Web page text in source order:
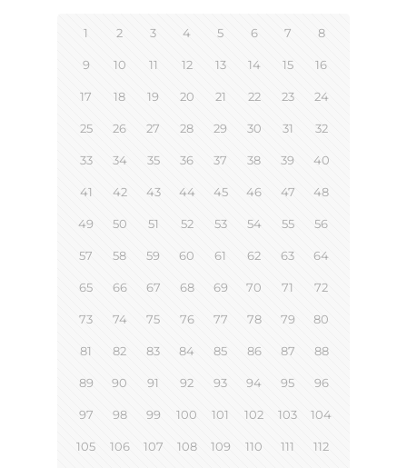
1 2 3 4 5 6 7 8
9 10 11 12 13 14 15 16
17 18 19 20 21 22 23 24
25 26 27 28 29 30 31 32
33 34 35 36 37 38 39 40
41 42 43 44 45 46 47 48
49 50 51 52 53 54 55 56
57 58 59 60 61 62 63 64
65 66 67 68 69 70 71 72
73 74 75 76 77 78 79 80
81 82 83 84 85 86 87 88
89 90 91 92 93 94 95 96
97 98 99 100 101 102 103 104
105 106 107 108 109 110 111 112